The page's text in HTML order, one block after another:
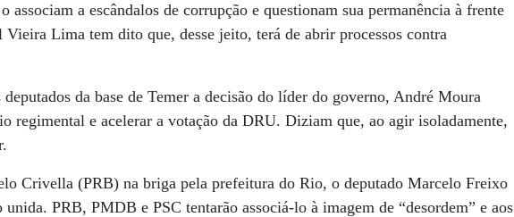
associam a escândalos de corrupção e questionam sua permanência à frente
Lima tem dito que, desse jeito, terá de abrir processos contra
da base de Temer a decisão do líder do governo, André Moura
regimental e acelerar a votação da DRU. Diziam que, ao agir isoladamente,
Crivella (PRB) na briga pela prefeitura do Rio, o deputado Marcelo Freixo
PRB, PMDB e PSC tentarão associá-lo à imagem de “desordem” e aos